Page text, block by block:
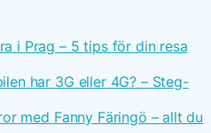
i Prag – 5 tips för din resa
har 3G eller 4G? – Steg-
med Fanny Färingö – allt du